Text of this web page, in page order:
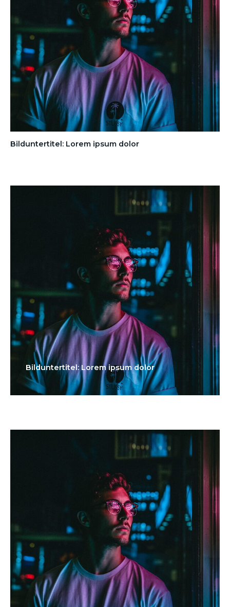
Bilduntertitel: Lorem ipsum dolor
Bilduntertitel: Lorem ipsum dolor